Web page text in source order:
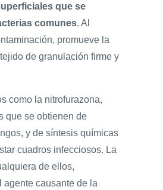
que se
comunes. Al
promueve la
de granulación firme y
como la nitrofurazona,
que se obtienen de
y de síntesis químicas
cuadros infecciosos. La
de ellos,
agente causante de la